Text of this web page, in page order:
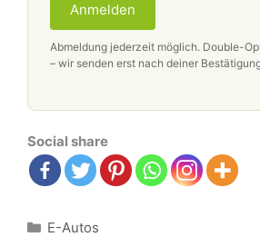
Anmelden
Abmeldung jederzeit möglich. Double-
– wir senden erst nach deiner
Social share
Kategorien
E-Autos